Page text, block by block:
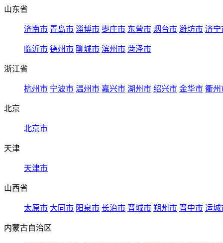
山东省
济南市 青岛市 淄博市 枣庄市 东营市 烟台市 潍坊市 济宁
临沂市 德州市 聊城市 滨州市 菏泽市
浙江省
杭州市 宁波市 温州市 嘉兴市 湖州市 绍兴市 金华市 衢州
北京
北京市
天津
天津市
山西省
太原市 大同市 阳泉市 长治市 晋城市 朔州市 晋中市 运城
内蒙古自治区